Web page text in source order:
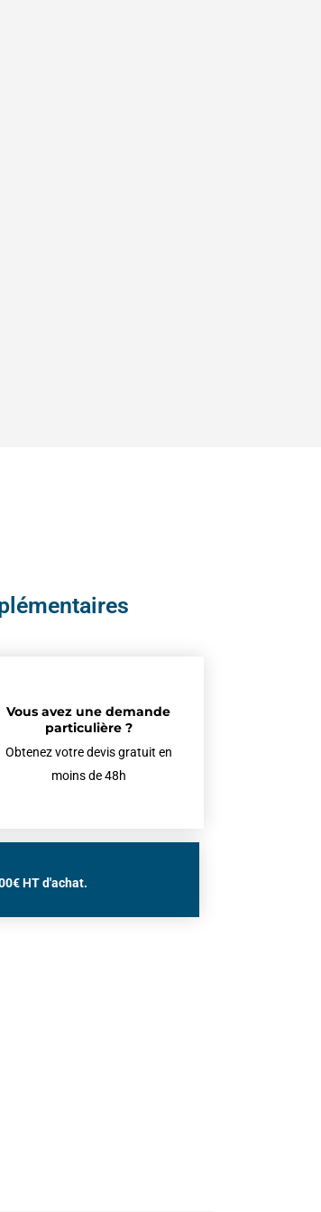
Vous avez une demande
particulière ?
Obtenez votre devis gratuit en
moins de 48h
HT d'achat.